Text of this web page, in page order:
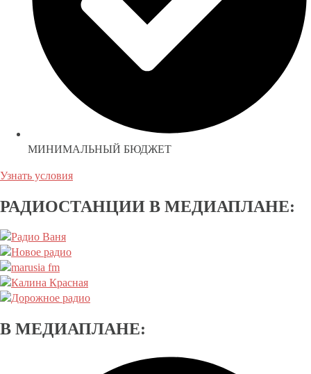
МИНИМАЛЬНЫЙ БЮДЖЕТ
Узнать условия
РАДИОСТАНЦИИ В МЕДИАПЛАНЕ:
В МЕДИАПЛАНЕ: